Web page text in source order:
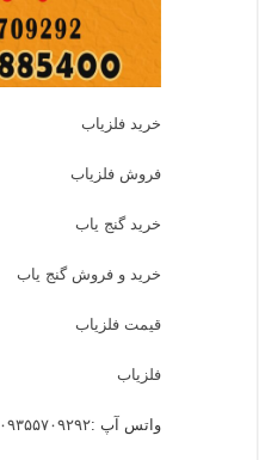
خرید فلزیاب
فروش فلزیاب
خرید گنج یاب
خرید و فروش گنج یاب
قیمت فلزیاب
فلزیاب
واتس آپ :۰۹۳۵۵۷۰۹۲۹۲